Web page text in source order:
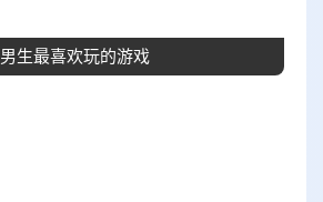
男生最喜欢玩的游戏